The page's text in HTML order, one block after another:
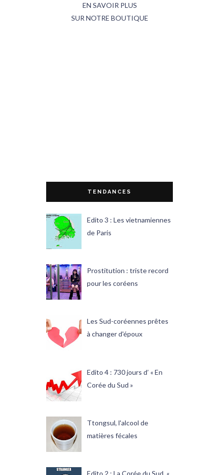
EN SAVOIR PLUS
SUR NOTRE BOUTIQUE
TENDANCES
Edito 3 : Les vietnamiennes
de Paris
Prostitution : triste record
pour les coréens
Les Sud-coréennes prêtes
à changer d'époux
Edito 4 : 730 jours d’ « En
Corée du Sud »
Ttongsul, l'alcool de
matières fécales
Edito 2 : La Corée du Sud, «